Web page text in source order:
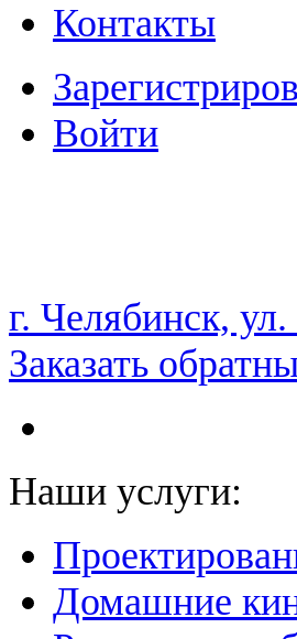
Контакты
Войти
НАМ ДОВЕРЯЮТ С
г. Челябинск,
Заказать
Наши услуги:
Домашние